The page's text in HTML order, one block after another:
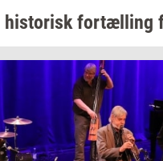
hi­sto­risk for­tæl­ling